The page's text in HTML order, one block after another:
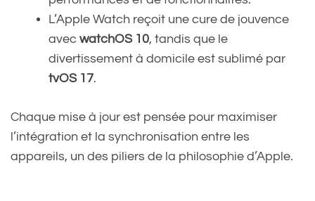
L’Apple Watch reçoit une cure de jouvence
avec watchOS 10, tandis que le
divertissement à domicile est sublimé par
tvOS 17.
Chaque mise à jour est pensée pour maximiser
l’intégration et la synchronisation entre les
appareils, un des piliers de la philosophie d’Apple.